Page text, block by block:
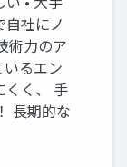
社にノ
術⼒のア
いるエン
くく、 ⼿
⻑期的な